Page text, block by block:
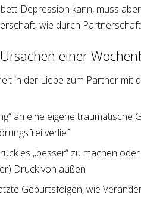
Depression kann, muss
wie durch
einer
in der Liebe zum Partner mit
an eine eigene
verlief
es „besser“ zu machen
Druck von außen
Geburtsfolgen, wie